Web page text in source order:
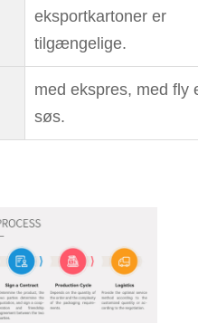
eksportkartoner er
tilgængelige.
med ekspres, med fly
søs.